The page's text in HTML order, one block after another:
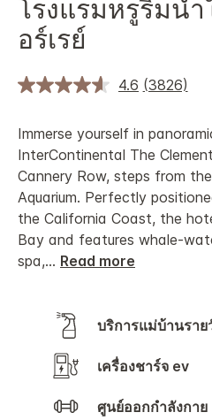
โรงแรมหรูริมน้
อร์เรย์
4.6 (3826)
Immerse yourself in
InterContinental The
Cannery Row, steps from
Aquarium. Perfectly
the California Coast, the
Bay and features whale-
spa,... Read more
บริการแม่บ้านรา
เครื่องชาร์จ ev
ศูนย์ออกกำลังกาย